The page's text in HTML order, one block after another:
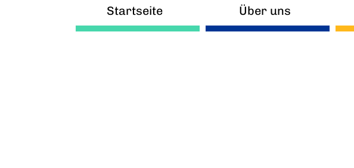
Startseite Über uns